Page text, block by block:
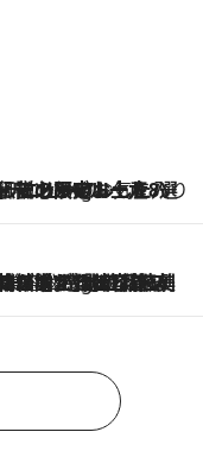
Hours Ago
も！ リニューアルした「ディーン＆デルーカ ハワイ」で必須のお土産8選
容脳ルネサンス
Hours Ago
らす”感動の凝縮美容とは